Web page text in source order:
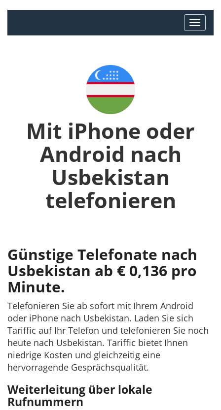
Mit iPhone oder
Android nach
Usbekistan
telefonieren
Günstige Telefonate nach
Usbekistan ab € 0,136 pro
Minute.
Telefonieren Sie ab sofort mit Ihrem Android
oder iPhone nach Usbekistan. Laden Sie sich
Tariffic auf Ihr Telefon und telefonieren Sie noch
heute nach Usbekistan. Tariffic bietet Ihnen
niedrige Kosten und gleichzeitig eine
hervorragende Gesprächsqualität.
Weiterleitung über lokale
Rufnummern